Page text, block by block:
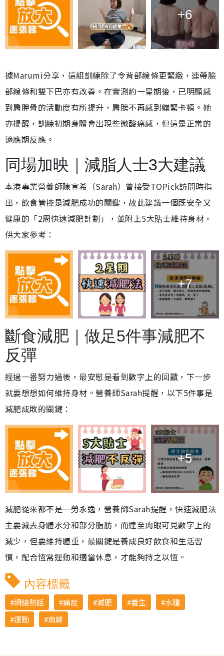
+6
據Marumi分享，這組訓練除了令背部線條更緊緻，連帶臉
部線條和雙下巴亦有改善。在實測約一星期後，已明顯感
到肩胛骨的活動度有所提升，肩膀不再感到繃緊卡頓。她
亦提醒，訓練初期身體會出現些微酸痛感，但這是正常的
適應期反應。
同場加映｜減脂人士3大建議
本港專業營養師陳宣希（Sarah）曾接受TOPick訪問時指
出，飲食管控是減肥成功的關鍵，故此建議一個既安全又
健康的「2周快速減肥計劃」，並附上5大貼士維持身材，
供大家參考：
+7
斷食減肥｜做足5件事減肥不
反彈
經過一番努力過後，最安慰是看到數字上的回饋，下一步
就要想想如何維持身材。營養師Sarah提醒，以下5件事是
減肥成敗的關鍵：
+5
減肥從來都不是一勞永逸，營養師Sarah提醒，快速減肥法
主要減去身體水分和部分脂肪，而達至肉眼可見數字上的
減少，但要維持體重，最關鍵是養成良好飲食和生活習
慣，配合恆常運動和適當休息，才能夠持之以恆。
內容標籤
網絡熱話 痛症 減肥 養生
水腫
運動
南韓